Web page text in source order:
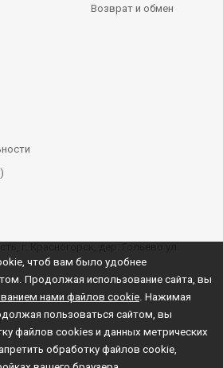
Возврат и обмен
чтоб вам было удобнее
Продолжая использование сайта, вы
нами файлов cookie . Нажимая
пользоваться сайтом, вы
файлов cookies и данных метрических
обработку файлов cookie,